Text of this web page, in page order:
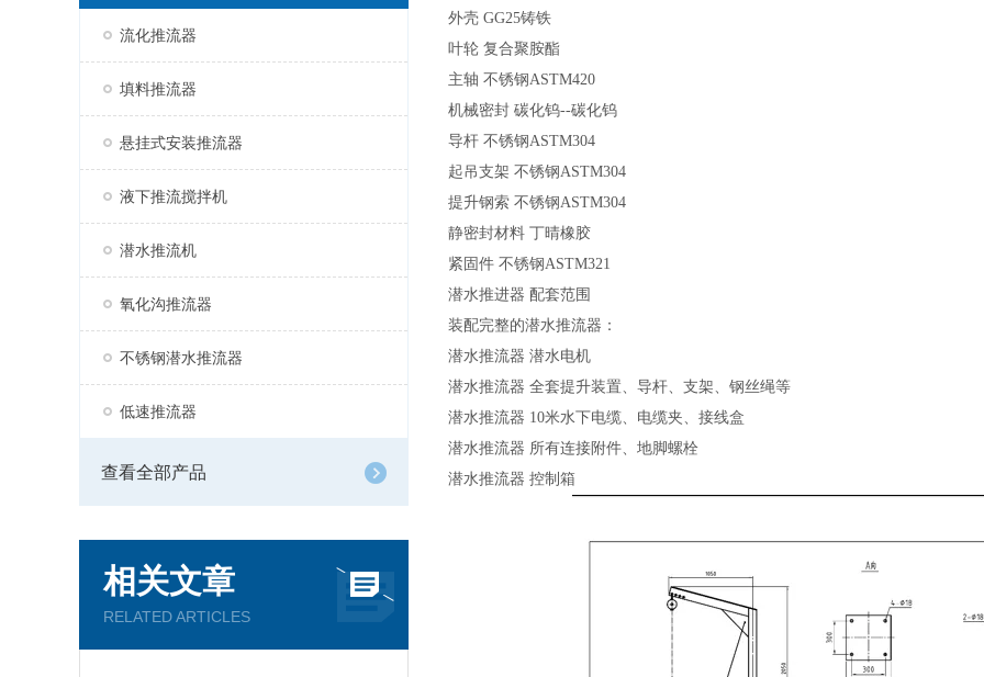
流化推流器
填料推流器
悬挂式安装推流器
液下推流搅拌机
潜水推流机
氧化沟推流器
不锈钢潜水推流器
低速推流器
查看全部产品
相关文章
RELATED ARTICLES
外壳 GG25铸铁
叶轮 复合聚胺酯
主轴 不锈钢ASTM420
机械密封 碳化钨--碳化钨
导杆 不锈钢ASTM304
起吊支架 不锈钢ASTM304
提升钢索 不锈钢ASTM304
静密封材料 丁晴橡胶
紧固件 不锈钢ASTM321
潜水推进器 配套范围
装配完整的潜水推流器：
潜水推流器 潜水电机
潜水推流器 全套提升装置、导杆、支架、钢丝绳等
潜水推流器 10米水下电缆、电缆夹、接线盒
潜水推流器 所有连接附件、地脚螺栓
潜水推流器 控制箱